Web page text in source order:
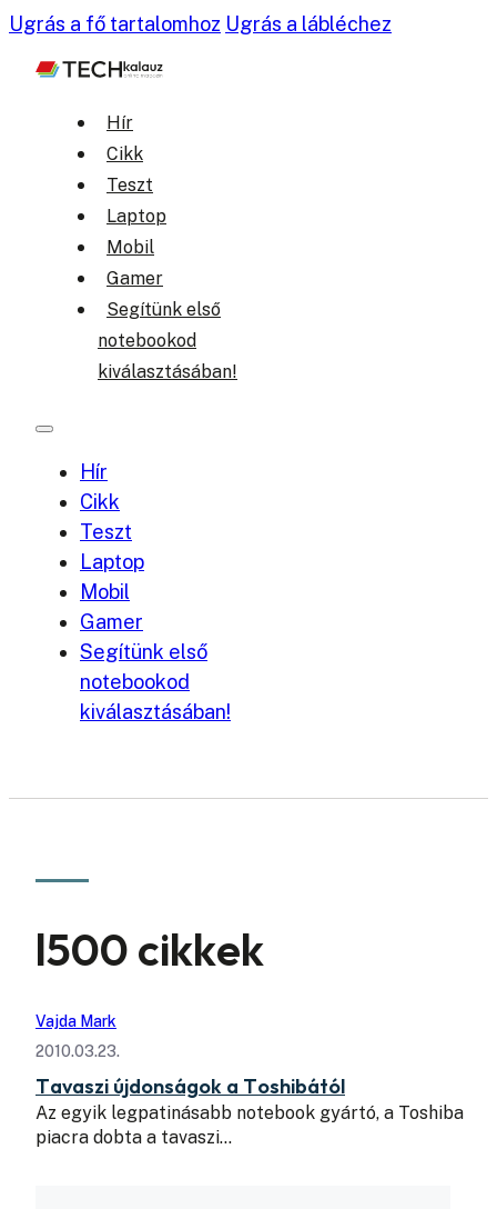
Ugrás a fő tartalomhoz Ugrás a lábléchez
Hír
Cikk
Teszt
Laptop
Mobil
Gamer
Segítünk első
notebookod
kiválasztásában!
Hír
Cikk
Teszt
Laptop
Mobil
Gamer
Segítünk első
notebookod
kiválasztásában!
l500 cikkek
Vajda Mark
2010.03.23.
Tavaszi újdonságok a Toshibától
Az egyik legpatinásabb notebook gyártó, a Toshiba
piacra dobta a tavaszi…